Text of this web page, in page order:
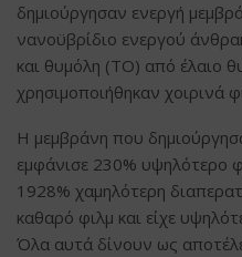
δημιούργησαν ενεργή
νανοϋβρίδιο ενεργού
και θυμόλη (TO) από έλαιο
χρησιμοποιήθηκαν χοιρινά
Η μεμβράνη που
εμφάνισε 230% υψηλότερο
1928% χαμηλότερη
καθαρό φιλμ και είχε
Όλα αυτά δίνουν ως